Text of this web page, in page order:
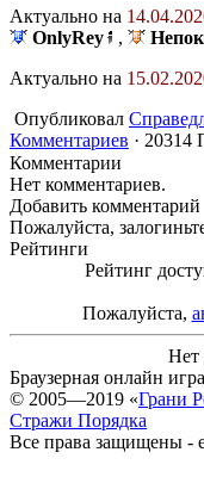
Актуально на
OnlyRey
,
Актуально на
Опубликовал
Комментариев · 20314
Комментарии
Нет комментариев.
Добавить комментарий
Пожалуйста,
Рейтинги
Рейтинг
Пожалуйста,
Нет
Браузерная онлайн игра
© 2005—2019 «Грани
Стражи Порядка
Все права защищены -